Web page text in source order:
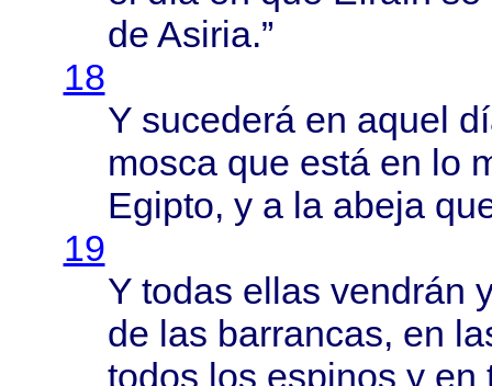
de Asiria.”
18
Y sucederáen aquel
moscaque estáen lo
Egipto, y a la abeja
19
Y todas ellas vendrán
de las barrancas, en
todos los espinos y en